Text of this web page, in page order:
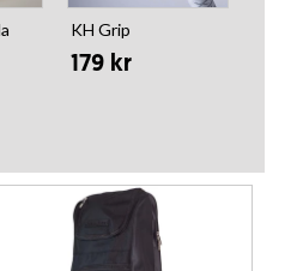
KH Grip
179 kr